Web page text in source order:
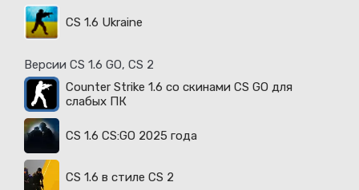
CS 1.6 Ukraine
Версии CS 1.6 GO, CS 2
Counter Strike 1.6 со скинами CS GO для
слабых ПК
CS 1.6 CS:GO 2025 года
CS 1.6 в стиле CS 2